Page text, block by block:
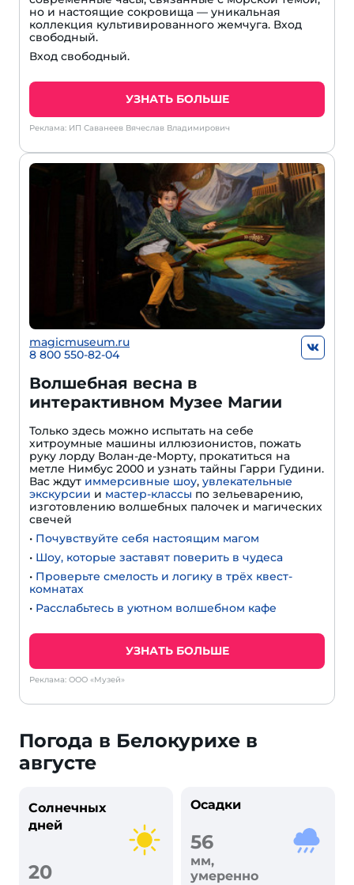
но и настоящие сокровища — уникальная
коллекция культивированного жемчуга. Вход
свободный.
Вход свободный.
УЗНАТЬ БОЛЬШЕ
Реклама: ИП Саванеев Вячеслав Владимирович
magicmuseum.ru
8 800 550-82-04
Волшебная весна в
интерактивном Музее Магии
Только здесь можно испытать на себе
хитроумные машины иллюзионистов, пожать
руку лорду Волан-де-Морту, прокатиться на
метле Нимбус 2000 и узнать тайны Гарри Гудини.
Вас ждут иммерсивные шоу, увлекательные
экскурсии и мастер-классы по зельеварению,
изготовлению волшебных палочек и магических
свечей
• Почувствуйте себя настоящим магом
• Шоу, которые заставят поверить в чудеса
• Проверьте смелость и логику в трёх квест-
комнатах
• Расслабьтесь в уютном волшебном кафе
УЗНАТЬ БОЛЬШЕ
Реклама: ООО «Музей»
Погода в Белокурихе в
августе
Солнечных
дней
20
Осадки
56
мм,
умеренно